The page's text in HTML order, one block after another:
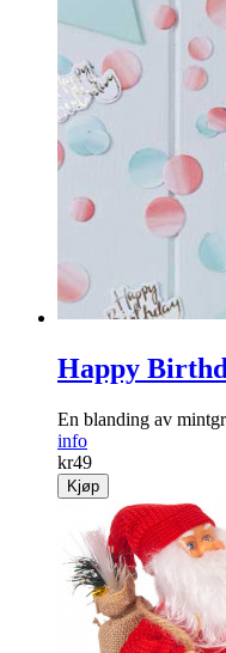
Happy
En blanding av
info
kr49
Kjøp